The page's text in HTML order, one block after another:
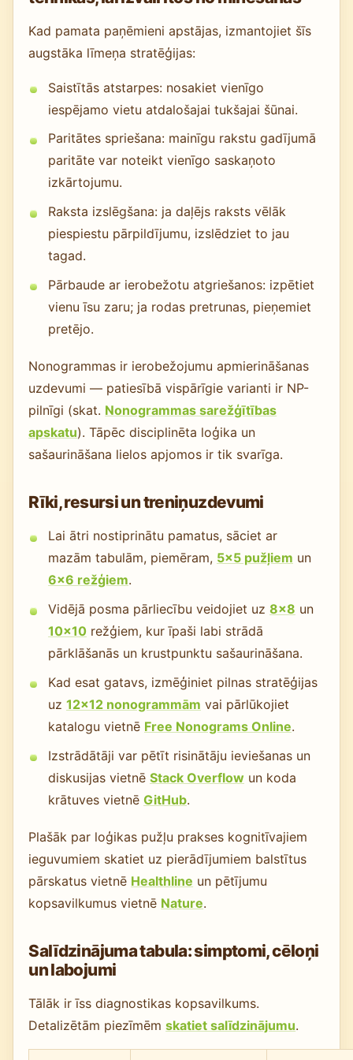
Kad pamata paņēmieni apstājas, izmantojiet šīs
augstāka līmeņa stratēģijas:
Saistītās atstarpes: nosakiet vienīgo
iespējamo vietu atdalošajai tukšajai šūnai.
Paritātes spriešana: mainīgu rakstu gadījumā
paritāte var noteikt vienīgo saskaņoto
izkārtojumu.
Raksta izslēgšana: ja daļējs raksts vēlāk
piespiestu pārpildījumu, izslēdziet to jau
tagad.
Pārbaude ar ierobežotu atgriešanos: izpētiet
vienu īsu zaru; ja rodas pretrunas, pieņemiet
pretējo.
Nonogrammas ir ierobežojumu apmierināšanas
uzdevumi — patiesībā vispārīgie varianti ir NP-
pilnīgi (skat. Nonogrammas sarežģītības
apskatu). Tāpēc disciplinēta loģika un
sašaurināšana lielos apjomos ir tik svarīga.
Rīki, resursi un treniņuzdevumi
Lai ātri nostiprinātu pamatus, sāciet ar
mazām tabulām, piemēram, 5×5 pužļiem un
6×6 režģiem.
Vidējā posma pārliecību veidojiet uz 8x8 un
10x10režģiem, kur īpaši labi strādā
pārklāšanās un krustpunktu sašaurināšana.
Kad esat gatavs, izmēģiniet pilnas stratēģijas
uz 12x12 nonogrammām vai pārlūkojiet
katalogu vietnē Free Nonograms Online.
Izstrādātāji var pētīt risinātāju ieviešanas un
diskusijas vietnē Stack Overflowun koda
krātuves vietnē GitHub.
Plašāk par loģikas pužļu prakses kognitīvajiem
ieguvumiem skatiet uz pierādījumiem balstītus
pārskatus vietnē Healthline un pētījumu
kopsavilkumus vietnē Nature.
Salīdzinājuma tabula: simptomi, cēloņi
un labojumi
Tālāk ir īss diagnostikas kopsavilkums.
Detalizētām piezīmēmskatiet salīdzinājumu.